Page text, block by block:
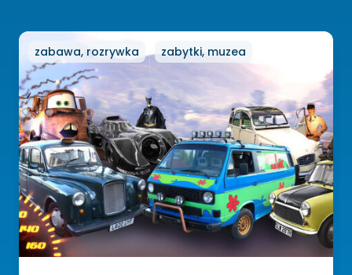
zabawa, rozrywka zabytki, muzea